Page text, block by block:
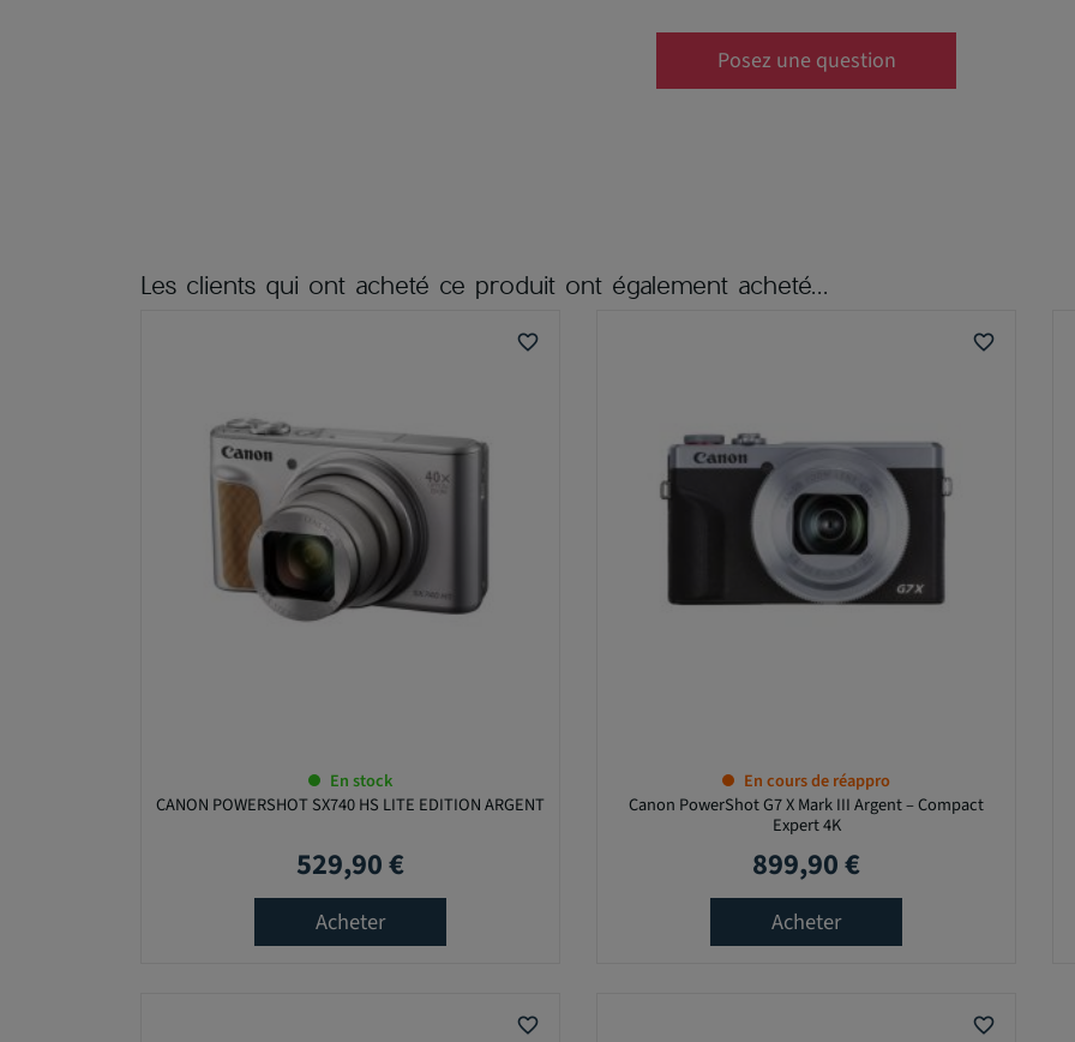
Posez une question
Les clients qui ont acheté ce produit ont également acheté...
favorite_border
En stock
CANON POWERSHOT SX740 HS LITE EDITION ARGENT
Prix
529,90 €
Acheter
favorite_border
En cours de réappro
Canon PowerShot G7 X Mark III Argent – Compact
Expert 4K
Prix
899,90 €
Acheter
favorite_border favorite_border